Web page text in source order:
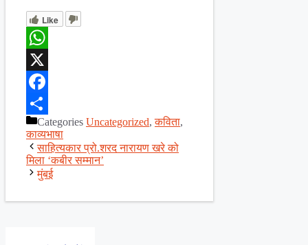
Like
WhatsApp
X
Facebook
ShareCategories Uncategorized,कविता,
काव्यभाषा
साहित्यकार प्रो.शरद नारायण खरे को
मिला ‘कबीर सम्मान’
मुंबई